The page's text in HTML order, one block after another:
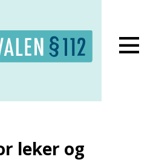
side Instagram side
leker og